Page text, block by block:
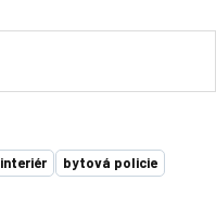
interiér bytová policie